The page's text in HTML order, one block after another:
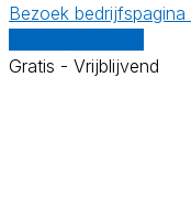
Bezoek bedrijfspagina
Gratis - Vrijblijvend